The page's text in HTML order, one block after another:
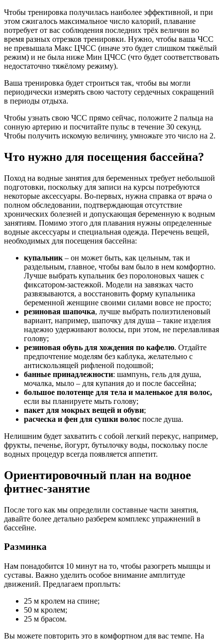
Чтобы тренировка получилась наиболее эффективной, и при
этом сжигалось максимальное число калорий, плавание
потребует от вас соблюдения последних трёх величин во
время разных отрезков тренировки. Нужно, чтобы ваша ЧСС
не превышала Макс ЦЧСС (иначе это будет слишком тяжёлый
режим) и не была ниже Мин ЦЧСС (что будет соответствовать
недостаточно тяжёлому режиму).
Ваша тренировка будет строиться так, чтобы вы могли
периодически измерять свою частоту сердечных сокращений
в периоды отдыха.
Чтобы узнать свою ЧСС прямо сейчас, положите 2 пальца на
сонную артерию и посчитайте пульс в течение 30 секунд.
Чтобы получить искомую величину, умножьте это число на 2.
Что нужно для посещения бассейна?
Поход на водные занятия для беременных требует небольшой
подготовки, поскольку для записи на курсы потребуются
некоторые аксессуары. Во-первых, нужна справка от врача о
полном обследовании, подтверждающая отсутствие
хронических болезней и допускающая беременную к водным
занятиям. Помимо этого для плавания нужны определенные
водные аксессуары и специальная одежда. Перечень вещей,
необходимых для посещения бассейна:
купальник – он может быть, как цельным, так и
раздельным, главное, чтобы вам было в нем комфортно.
Лучше выбрать купальник без поролоновых чашек с
фиксатором-застежкой. Модели на завязках часто
развязываются, а восстановить форму купальника
беременной женщине своими силами вовсе не просто;
резиновая шапочка, лучше выбрать полиэтиленовый
вариант, например, шапочку для душа – такие изделия
надежно удерживают волосы, при этом, не перелавливая
голову;
резиновая обувь для хождения по кафелю. Отдайте
предпочтение моделям без каблука, желательно с
антискользящей рифленой подошвой;
банные принадлежности: шампунь, гель для душа,
мочалка, мыло – для купания до и после бассейна;
большое полотенце для тела и маленькое для волос,
если вы планируете мыть голову;
пакет для мокрых вещей и обуви;
расческа и фен для сушки волос после душа.
Нелишним будет захватить с собой легкий перекус, например,
фрукты, печенье, йогурт, бутылочку воды, поскольку после
водных процедур всегда появляется аппетит.
Ориентировочный план на водное
фитнес-занятие
После того как мы определили составные части занятия,
давайте более детально разберем комплекс упражнений в
бассейне.
Разминка
Нам понадобится 10 минут на то, чтобы разогреть мышцы и
суставы. Важно уделить особое внимание амплитуде
движений. Предлагаем проплыть:
25 м кролем на спине;
50 м кролем;
25 м брасом.
Вы можете повторить это в комфортном для вас темпе. На